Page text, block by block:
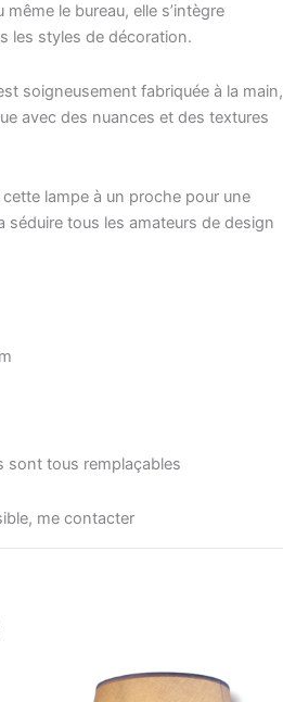
le bureau, elle s’intègre
les styles de décoration.
soigneusement fabriquée à la main,
avec des nuances et des textures
lampe à un proche pour une
séduire tous les amateurs de design
sont tous remplaçables
me contacter